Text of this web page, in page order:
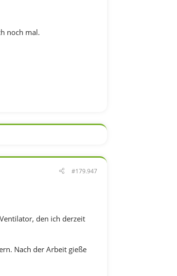
noch mal.
#179.947
den ich derzeit
Nach der Arbeit gieße